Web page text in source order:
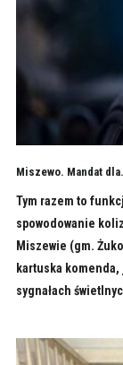
Miszewo. Mandat
Tym razem to
spowodowanie
Miszewie (gm.
kartuska komenda,
sygnałach